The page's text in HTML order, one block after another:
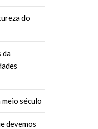
do
da
meio século
devemos